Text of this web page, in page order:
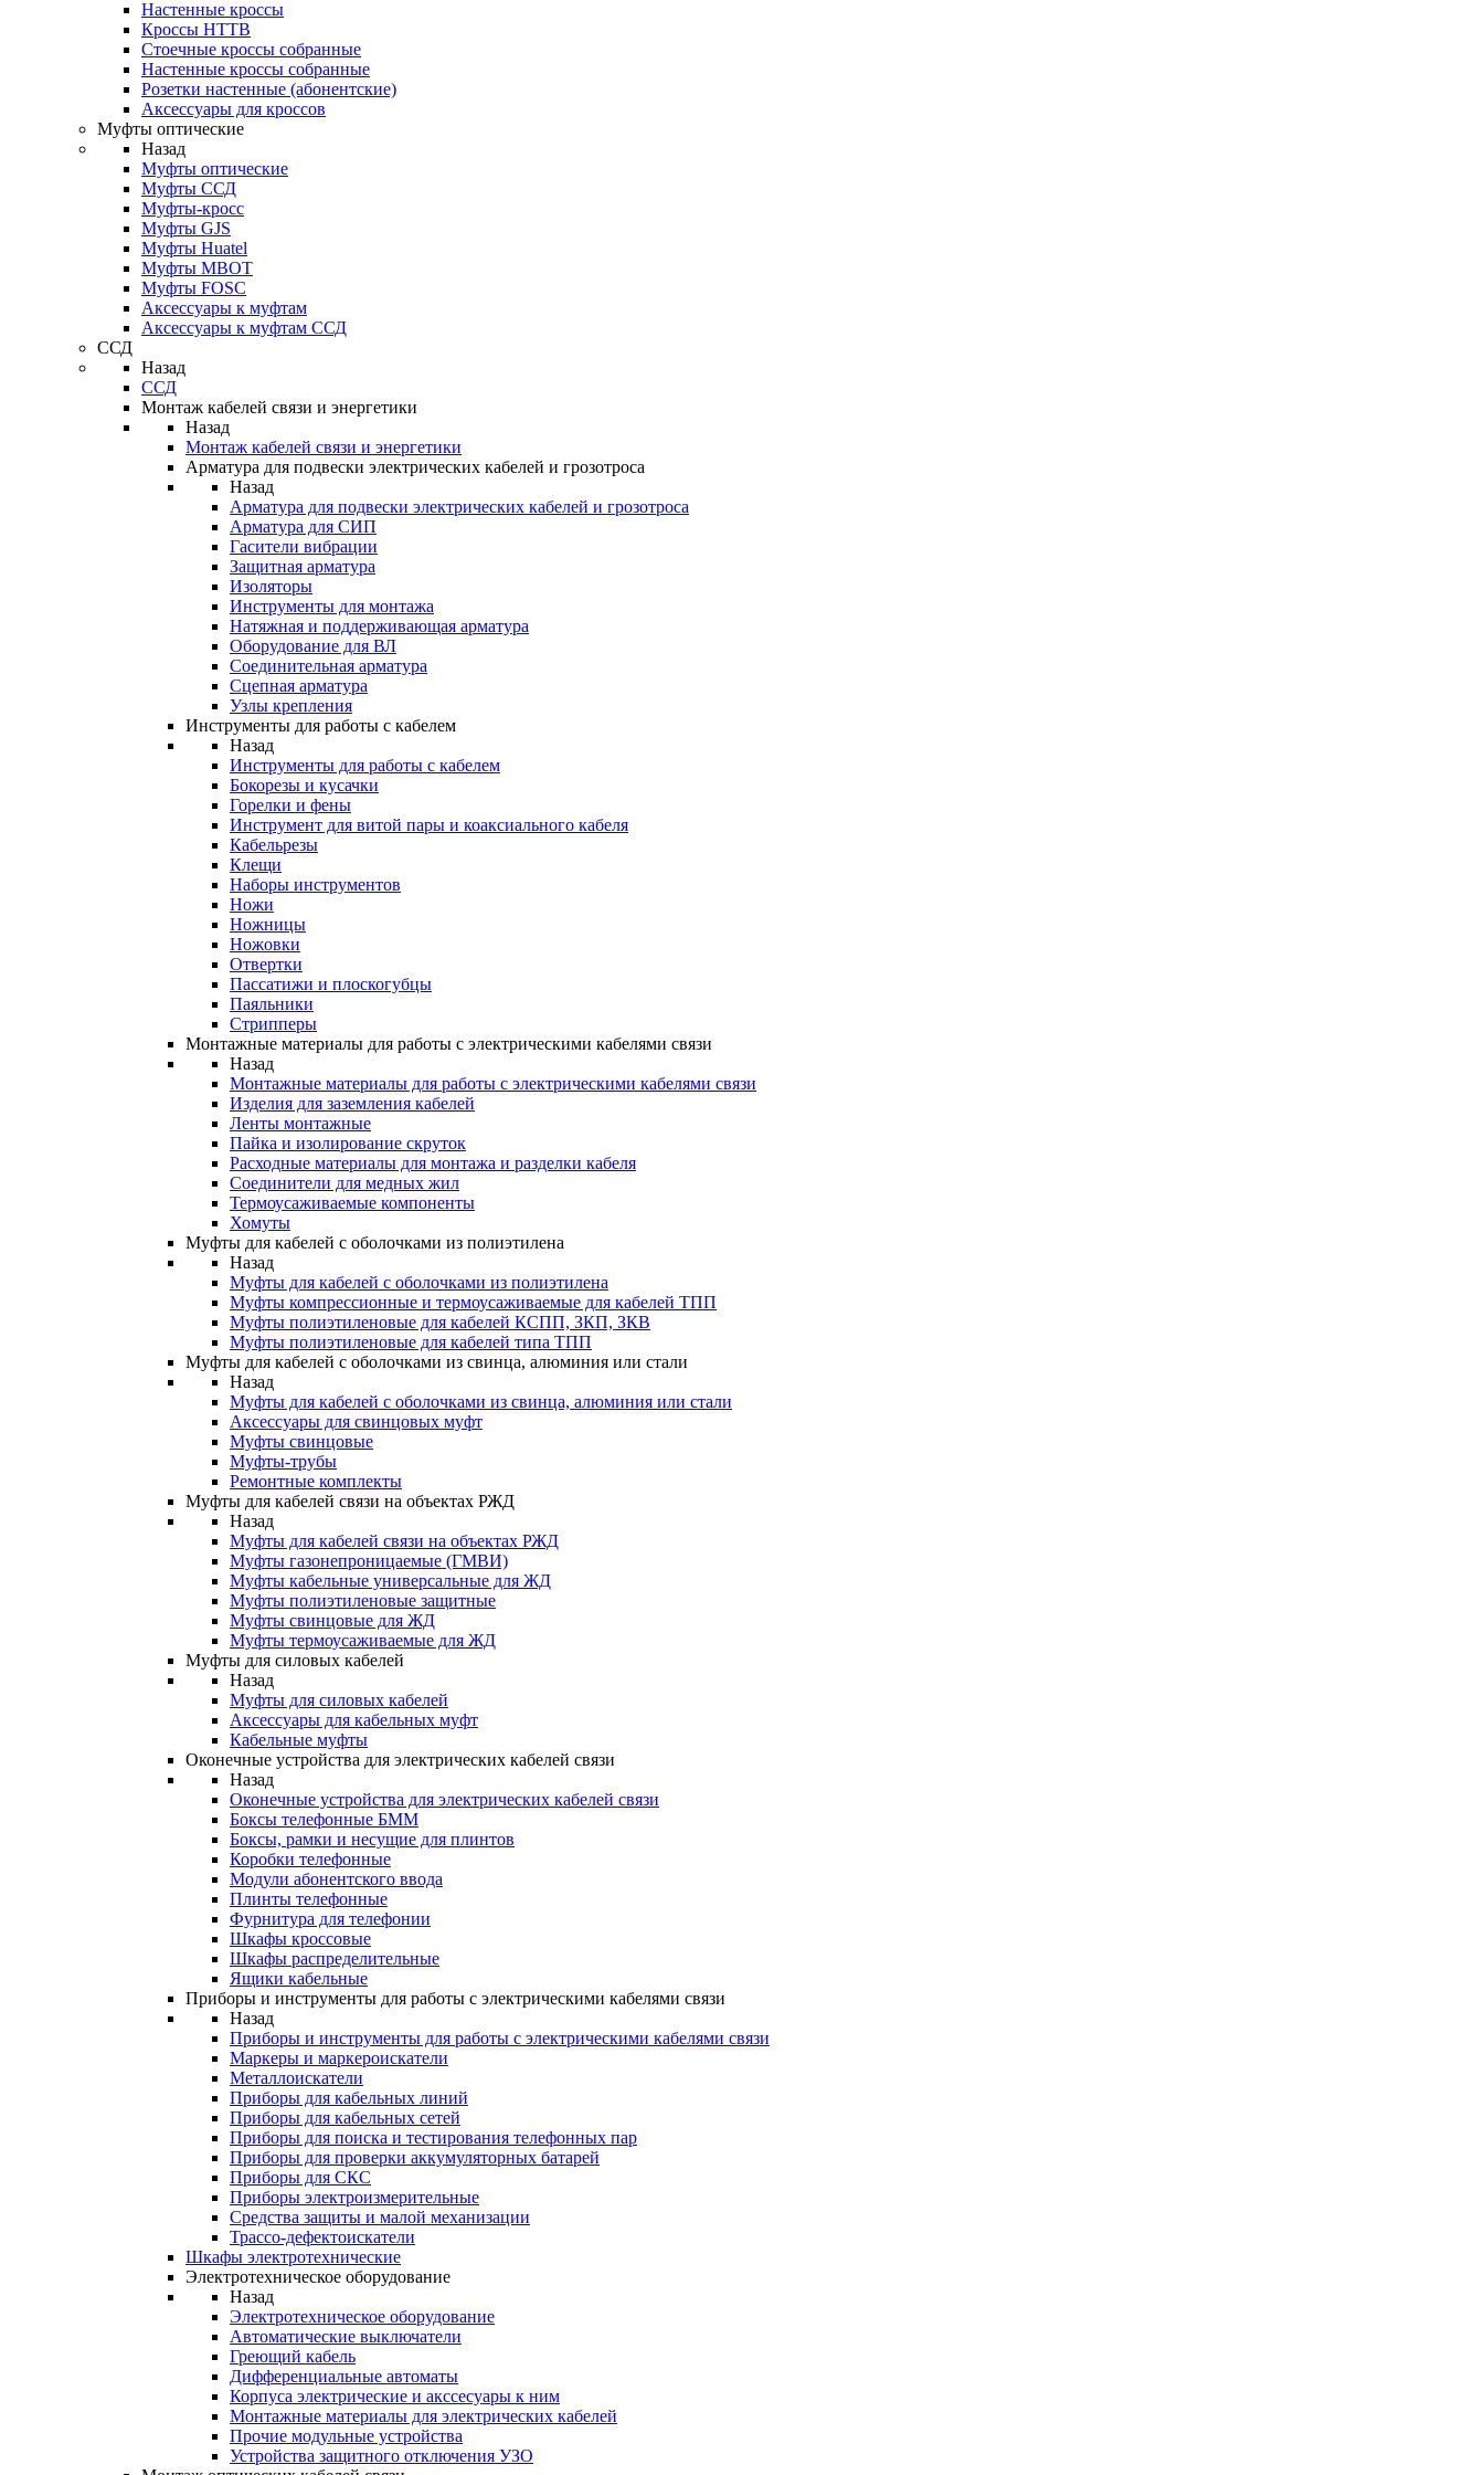
Настенные кроссы
Кроссы HTTB
Стоечные кроссы собранные
Настенные кроссы собранные
Розетки настенные (абонентские)
Аксессуары для кроссов
Муфты оптические
Назад
Муфты оптические
Муфты ССД
Муфты-кросс
Муфты GJS
Муфты Huatel
Муфты МВОТ
Муфты FOSC
Аксессуары к муфтам
Аксессуары к муфтам ССД
ССД
Назад
ССД
Монтаж кабелей связи и энергетики
Назад
Монтаж кабелей связи и энергетики
Арматура для подвески электрических кабелей и грозотроса
Назад
Арматура для подвески электрических кабелей и грозотроса
Арматура для СИП
Гасители вибрации
Защитная арматура
Изоляторы
Инструменты для монтажа
Натяжная и поддерживающая арматура
Оборудование для ВЛ
Соединительная арматура
Сцепная арматура
Узлы крепления
Инструменты для работы с кабелем
Назад
Инструменты для работы с кабелем
Бокорезы и кусачки
Горелки и фены
Инструмент для витой пары и коаксиального кабеля
Кабельрезы
Клещи
Наборы инструментов
Ножи
Ножницы
Ножовки
Отвертки
Пассатижи и плоскогубцы
Паяльники
Стрипперы
Монтажные материалы для работы с электрическими кабелями связи
Назад
Монтажные материалы для работы с электрическими кабелями связи
Изделия для заземления кабелей
Ленты монтажные
Пайка и изолирование скруток
Расходные материалы для монтажа и разделки кабеля
Соединители для медных жил
Термоусаживаемые компоненты
Хомуты
Муфты для кабелей с оболочками из полиэтилена
Назад
Муфты для кабелей с оболочками из полиэтилена
Муфты компрессионные и термоусаживаемые для кабелей ТПП
Муфты полиэтиленовые для кабелей КСПП, ЗКП, ЗКВ
Муфты полиэтиленовые для кабелей типа ТПП
Муфты для кабелей с оболочками из свинца, алюминия или стали
Назад
Муфты для кабелей с оболочками из свинца, алюминия или стали
Аксессуары для свинцовых муфт
Муфты свинцовые
Муфты-трубы
Ремонтные комплекты
Муфты для кабелей связи на объектах РЖД
Назад
Муфты для кабелей связи на объектах РЖД
Муфты газонепроницаемые (ГМВИ)
Муфты кабельные универсальные для ЖД
Муфты полиэтиленовые защитные
Муфты свинцовые для ЖД
Муфты термоусаживаемые для ЖД
Муфты для силовых кабелей
Назад
Муфты для силовых кабелей
Аксессуары для кабельных муфт
Кабельные муфты
Оконечные устройства для электрических кабелей связи
Назад
Оконечные устройства для электрических кабелей связи
Боксы телефонные БММ
Боксы, рамки и несущие для плинтов
Коробки телефонные
Модули абонентского ввода
Плинты телефонные
Фурнитура для телефонии
Шкафы кроссовые
Шкафы распределительные
Ящики кабельные
Приборы и инструменты для работы с электрическими кабелями связи
Назад
Приборы и инструменты для работы с электрическими кабелями связи
Маркеры и маркероискатели
Металлоискатели
Приборы для кабельных линий
Приборы для кабельных сетей
Приборы для поиска и тестирования телефонных пар
Приборы для проверки аккумуляторных батарей
Приборы для СКС
Приборы электроизмерительные
Средства защиты и малой механизации
Трассо-дефектоискатели
Шкафы электротехнические
Электротехническое оборудование
Назад
Электротехническое оборудование
Автоматические выключатели
Греющий кабель
Дифференциальные автоматы
Корпуса электрические и акссесуары к ним
Монтажные материалы для электрических кабелей
Прочие модульные устройства
Устройства защитного отключения УЗО